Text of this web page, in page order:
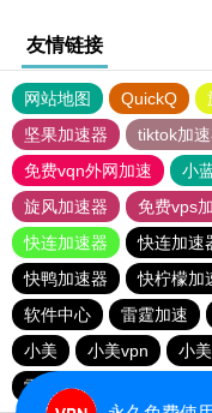
友情链接
网站地图 QuickQ
坚果加速器
tiktok加
免费vqn外网加速
小
旋风加速器
免费vps
快连加速器
快连加速
快鸭加速器
快柠檬加
软件中心
雷霆加速
小美
小美vpn 小
雷霆加速下载